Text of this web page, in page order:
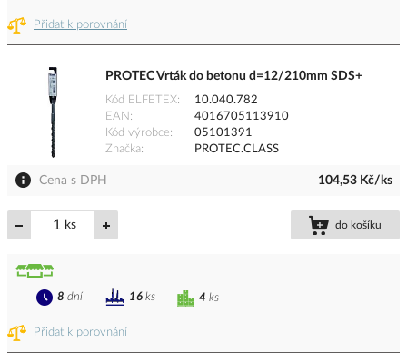
Přidat k porovnání
PROTEC Vrták do betonu d=12/210mm SDS+
Kód ELFETEX
10.040.782
EAN
4016705113910
Kód výrobce
05101391
Značka
PROTEC.CLASS
Cena s DPH 104,53 Kč/ks
ks do košíku
Přidat k porovnání
4 ks
8 dní 16 ks